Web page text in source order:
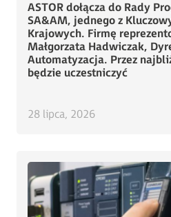
ASTOR dołącza do Rady
SA&AM, jednego z
Krajowych. Firmę
Małgorzata Hadwiczak,
Automatyzacja. Przez
będzie uczestniczyć
28 lipca, 2026